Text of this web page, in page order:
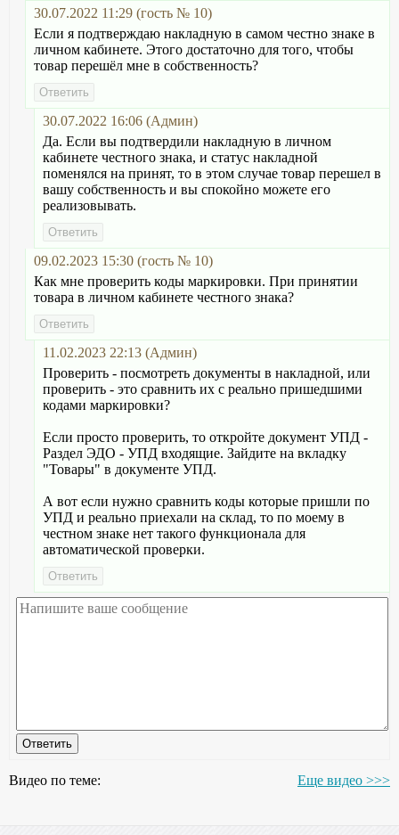
30.07.2022 11:29 (гость № 10)
Если я подтверждаю накладную в самом честно знаке в
личном кабинете. Этого достаточно для того, чтобы
товар перешёл мне в собственность?
30.07.2022 16:06 (Админ)
Да. Если вы подтвердили накладную в личном
кабинете честного знака, и статус накладной
поменялся на принят, то в этом случае товар перешел в
вашу собственность и вы спокойно можете его
реализовывать.
09.02.2023 15:30 (гость № 10)
Как мне проверить коды маркировки. При принятии
товара в личном кабинете честного знака?
11.02.2023 22:13 (Админ)
Проверить - посмотреть документы в накладной, или
проверить - это сравнить их с реально пришедшими
кодами маркировки?
Если просто проверить, то откройте документ УПД -
Раздел ЭДО - УПД входящие. Зайдите на вкладку
"Товары" в документе УПД.
А вот если нужно сравнить коды которые пришли по
УПД и реально приехали на склад, то по моему в
честном знаке нет такого функционала для
автоматической проверки.
Видео по теме: Еще видео >>>